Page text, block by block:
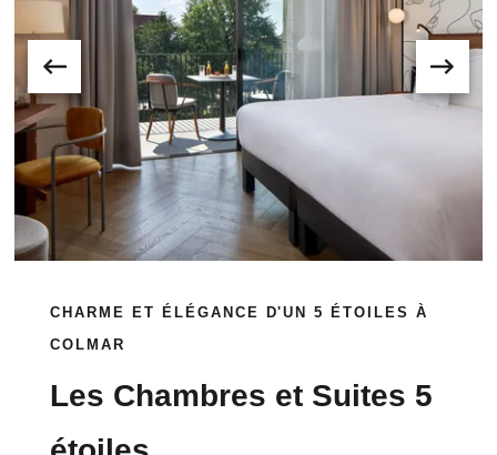
CHARME ET ÉLÉGANCE D'UN 5 ÉTOILES À
COLMAR
Les Chambres et Suites 5